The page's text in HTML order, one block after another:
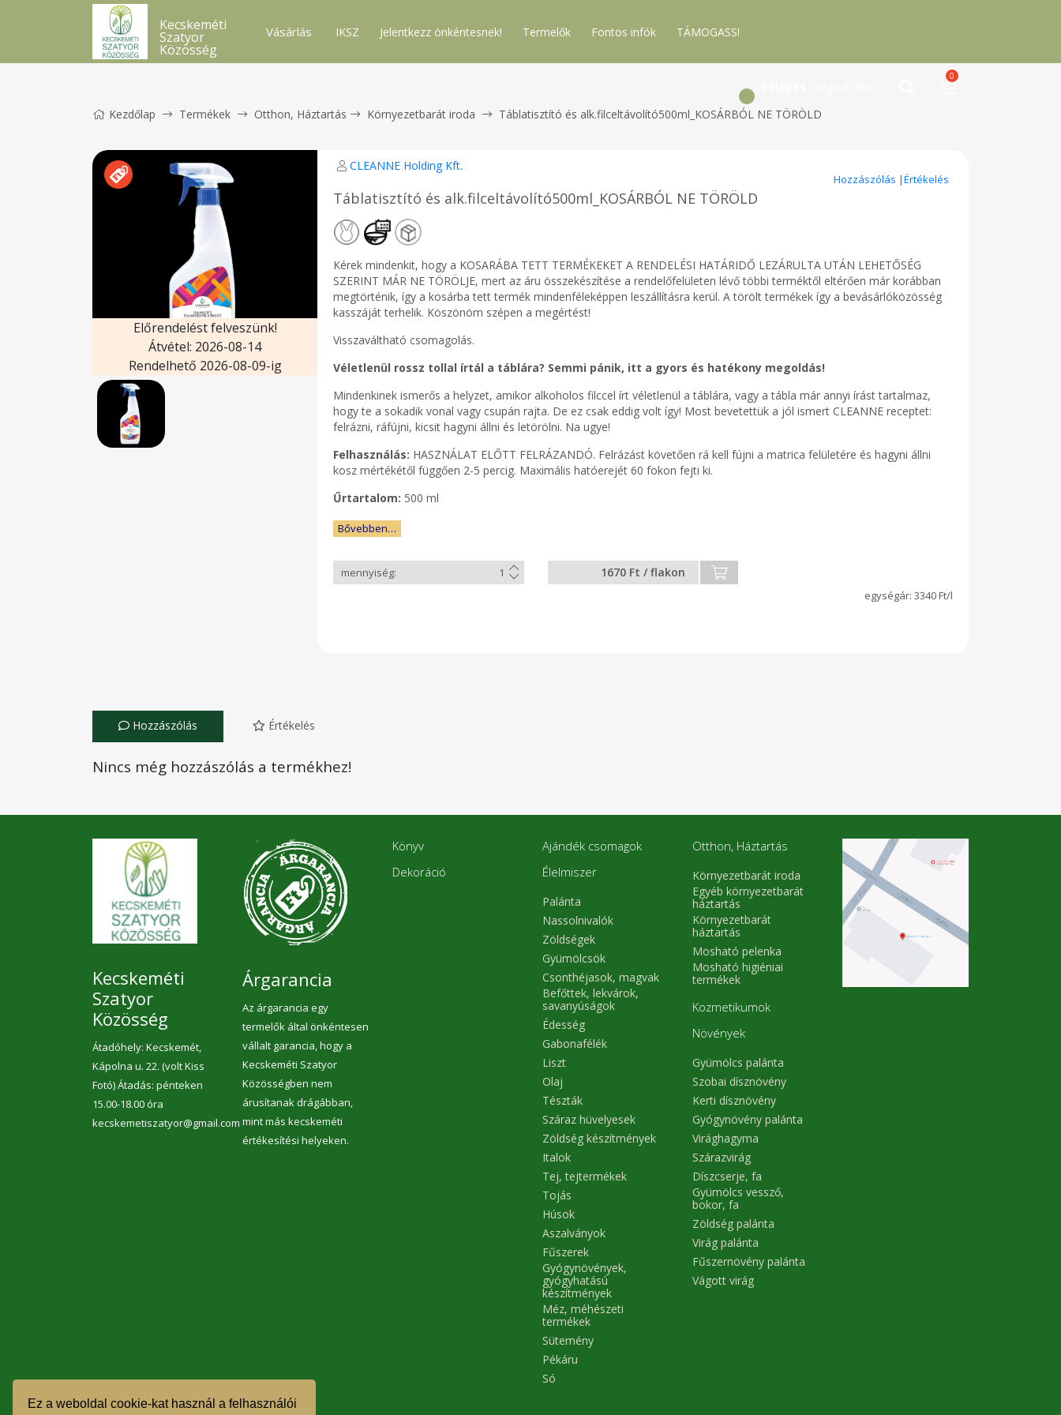
Ez a weboldal cookie-kat használ a felhasználói
Kecskeméti
Szatyor
Közösség
Vásárlás IKSZ Jelentkezz önkéntesnek! Termelők Fontos infók TÁMOGASS!
0
Kezdőlap Termékek Otthon, Háztartás Környezetbarát iroda Táblatisztító és alk.filceltávolító500ml_KOSÁRBÓL NE TÖRÖLD
Előrendelést felveszünk!
Átvétel: 2026-08-14
Rendelhető 2026-08-09-ig
CLEANNE Holding Kft.
Hozzászólás |Értékelés
Táblatisztító és alk.filceltávolító500ml_KOSÁRBÓL NE TÖRÖLD
Kérek mindenkit, hogy a KOSARÁBA TETT TERMÉKEKET A RENDELÉSI HATÁRIDŐ LEZÁRULTA UTÁN LEHETŐSÉG
SZERINT MÁR NE TÖRÖLJE, mert az áru összekészítése a rendelőfelületen lévő többi terméktől eltérően már korábban
megtörténik, így a kosárba tett termék mindenféleképpen leszállításra kerül. A törölt termékek így a bevásárlóközösség
kasszáját terhelik. Köszönöm szépen a megértést!
Visszaváltható csomagolás.
Véletlenül rossz tollal írtál a táblára? Semmi pánik, itt a gyors és hatékony megoldás!
Mindenkinek ismerős a helyzet, amikor alkoholos filccel írt véletlenül a táblára, vagy a tábla már annyi írást tartalmaz,
hogy te a sokadik vonal vagy csupán rajta. De ez csak eddig volt így! Most bevetettük a jól ismert CLEANNE receptet:
felrázni, ráfújni, kicsit hagyni állni és letörölni. Na ugye!
Felhasználás: HASZNÁLAT ELŐTT FELRÁZANDÓ. Felrázást követően rá kell fújni a matrica felületére és hagyni állni
kosz mértékétől függően 2-5 percig. Maximális hatóerejét 60 fokon fejti ki.
Űrtartalom: 500 ml
Bővebben…
1670 Ft / flakon
3340 Ft/l
Hozzászólás Értékelés
Nincs még hozzászólás a termékhez!
Kecskeméti
Szatyor
Közösség
Átadóhely: Kecskemét,
Kápolna u. 22. (volt Kiss
Fotó) Átadás: pénteken
15.00-18.00 óra
kecskemetiszatyor@gmail.com
Árgarancia
Az árgarancia egy
termelők által önkéntesen
vállalt garancia, hogy a
Kecskeméti Szatyor
Közösségben nem
árusítanak drágábban,
mint más kecskeméti
értékesítési helyeken.
Könyv
Dekoráció
Ajándék csomagok
Élelmiszer
Palánta
Nassolnivalók
Zöldségek
Gyümölcsök
Csonthéjasok, magvak
Befőttek, lekvárok,
savanyúságok
Édesség
Gabonafélék
Liszt
Olaj
Tészták
Száraz hüvelyesek
Zöldség készítmények
Italok
Tej, tejtermékek
Tojás
Húsok
Aszalványok
Fűszerek
Gyógynövények,
gyógyhatású
készítmények
Méz, méhészeti
termékek
Sütemény
Pékáru
Só
Otthon, Háztartás
Környezetbarát iroda
Egyéb környezetbarát
háztartás
Környezetbarát
háztartás
Mosható pelenka
Mosható higiéniai
termékek
Kozmetikumok
Növények
Gyümölcs palánta
Szobai dísznövény
Kerti dísznövény
Gyógynövény palánta
Virághagyma
Szárazvirág
Díszcserje, fa
Gyümölcs vessző,
bokor, fa
Zöldség palánta
Virág palánta
Fűszernövény palánta
Vágott virág